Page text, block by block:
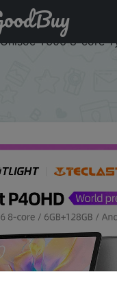
VR94XH 【World
6GB LPDDR4X
T606 8-core